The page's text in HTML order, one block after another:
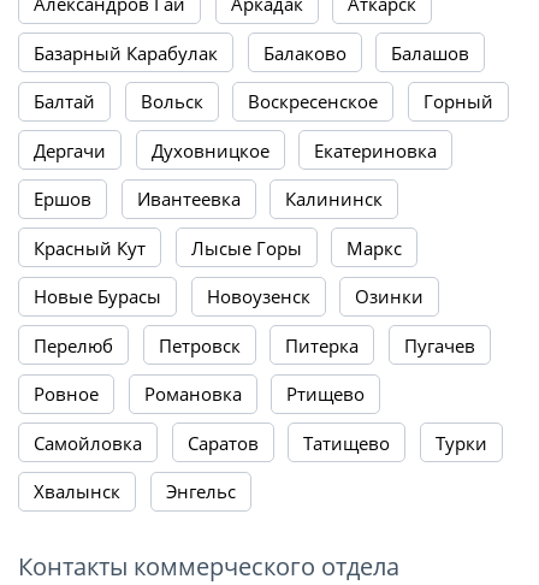
Базарный Карабулак Балаково Балашов
Балтай Вольск Воскресенское Горный
Дергачи Духовницкое Екатериновка
Ершов Ивантеевка Калининск
Красный Кут Лысые Горы Маркс
Новые Бурасы Новоузенск Озинки
Перелюб Петровск Питерка Пугачев
Ровное Романовка Ртищево
Самойловка Саратов Татищево Турки
Хвалынск Энгельс
Контакты коммерческого отдела